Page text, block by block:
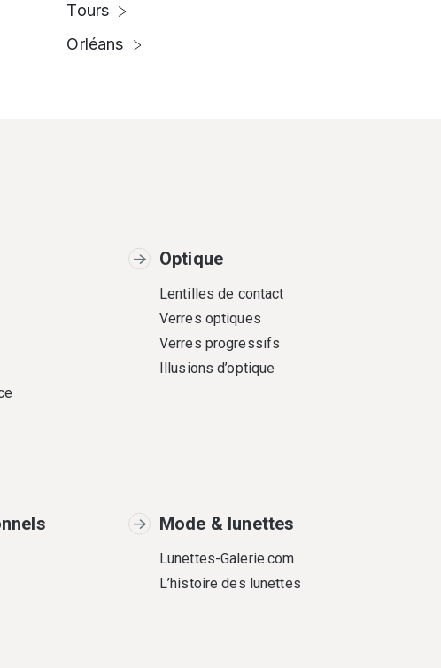
Tours
Orléans
Optique
Lentilles de contact
Verres optiques
Verres progressifs
Illusions d’optique
Mode & lunettes
Lunettes-Galerie.com
L’histoire des lunettes